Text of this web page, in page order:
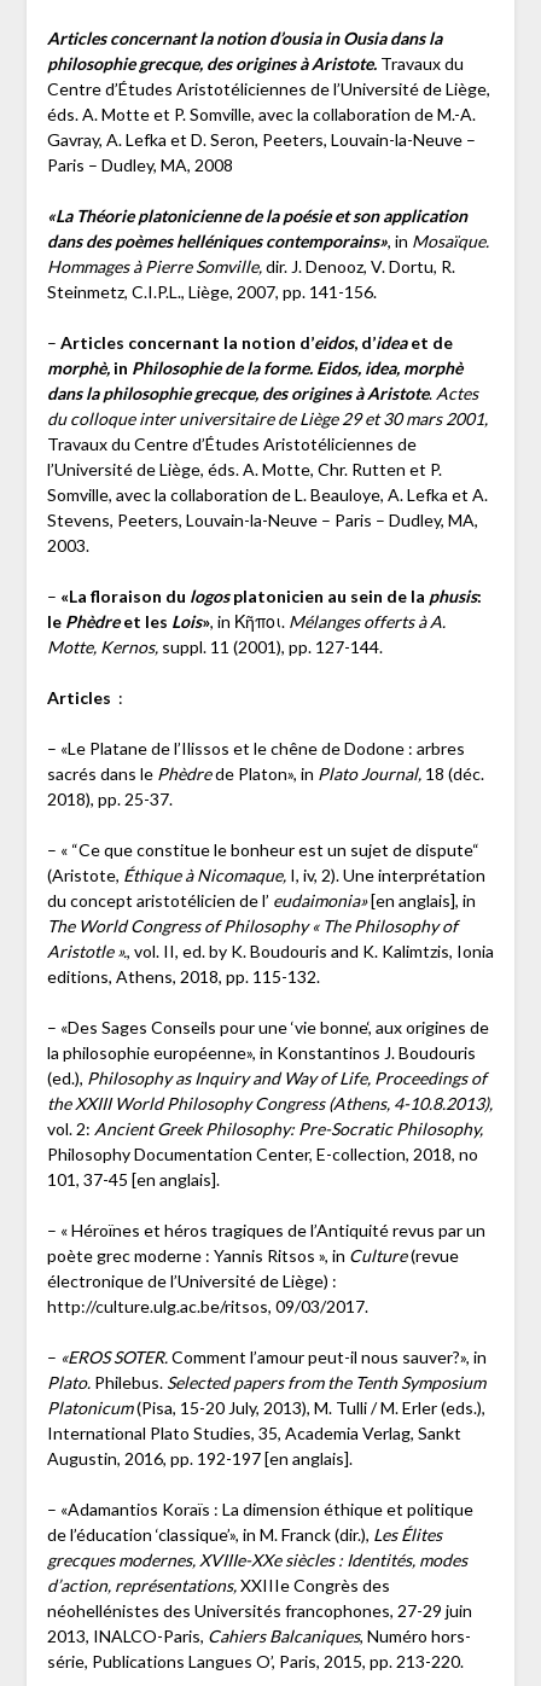
Articles concernant la notion d’ousia in Ousia dans la
philosophie grecque, des origines à Aristote.Travaux du
Centre d’Études Aristotéliciennes de l’Université de Liège,
éds. A. Motte et P. Somville, avec la collaboration de M.-A.
Gavray, A. Lefka et D. Seron, Peeters, Louvain-la-Neuve –
Paris – Dudley, MA, 2008
«La Théorie platonicienne de la poésie et son application
dans des poèmes helléniques contemporains», in Mosaïque.
Hommages à Pierre Somville,dir. J. Denooz, V. Dortu, R.
Steinmetz, C.I.P.L., Liège, 2007, pp. 141-156.
– Articles concernant la notion d’eidos, d’ideaet de
morphè, in Philosophie de la forme. Eidos, idea, morphè
dans la philosophie grecque, des origines à Aristote. Actes
du colloque inter universitaire de Liège 29 et 30 mars 2001,
Travaux du Centre d’Études Aristotéliciennes de
l’Université de Liège, éds. A. Motte, Chr. Rutten et P.
Somville, avec la collaboration de L. Beauloye, A. Lefka et A.
Stevens, Peeters, Louvain-la-Neuve – Paris – Dudley, MA,
2003.
– «La floraison du logosplatonicien au sein de la phusis:
le Phèdreet les Lois», in Κῆποι. Mélanges offerts à A.
Motte, Kernos, suppl. 11 (2001), pp. 127-144.
Articles :
– «Le Platane de l’Ilissos et le chêne de Dodone : arbres
sacrés dans le Phèdrede Platon», in Plato Journal, 18 (déc.
2018), pp. 25-37.
– « “Ce que constitue le bonheur est un sujet de dispute“
(Aristote, Éthique à Nicomaque, I, iv, 2). Une interprétation
du concept aristotélicien de l’ eudaimonia»[en anglais], in
The World Congress of Philosophy « The Philosophy of
Aristotle »., vol. II, ed. by K. Boudouris and K. Kalimtzis, Ionia
editions, Athens, 2018, pp. 115-132.
– «Des Sages Conseils pour une ‘vie bonne‘, aux origines de
la philosophie européenne», in Konstantinos J. Boudouris
(ed.), Philosophy as Inquiry and Way of Life, Proceedings of
the XXIII World Philosophy Congress (Athens, 4-10.8.2013),
vol. 2: Ancient Greek Philosophy: Pre-Socratic Philosophy,
Philosophy Documentation Center, E-collection, 2018, no
101, 37-45 [en anglais].
– « Héroïnes et héros tragiques de l’Antiquité revus par un
poète grec moderne : Yannis Ritsos », in Culture(revue
électronique de l’Université de Liège) :
http://culture.ulg.ac.be/ritsos, 09/03/2017.
– «EROS SOTER.Comment l’amour peut-il nous sauver?», in
Plato. Philebus. Selected papers from the Tenth Symposium
Platonicum(Pisa, 15-20 July, 2013), M. Tulli / M. Erler (eds.),
International Plato Studies, 35, Academia Verlag, Sankt
Augustin, 2016, pp. 192-197 [en anglais].
– «Adamantios Koraïs : La dimension éthique et politique
de l’éducation ‘classique’», in M. Franck (dir.), Les Élites
grecques modernes, XVIIIe-XXe siècles : Identités, modes
d’action, représentations,XXIIIe Congrès des
néohellénistes des Universités francophones, 27-29 juin
2013, INALCO-Paris, Cahiers Balcaniques, Numéro hors-
série, Publications Langues O’, Paris, 2015, pp. 213-220.